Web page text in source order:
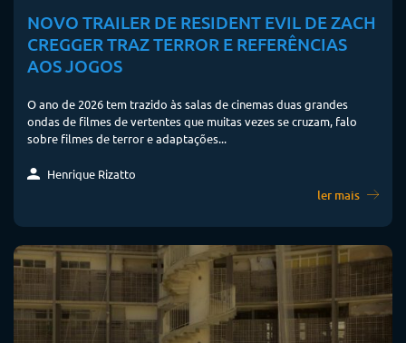
NOVO TRAILER DE RESIDENT EVIL DE ZACH
CREGGER TRAZ TERROR E REFERÊNCIAS
AOS JOGOS
O ano de 2026 tem trazido às salas de cinemas duas grandes
ondas de filmes de vertentes que muitas vezes se cruzam, falo
sobre filmes de terror e adaptações...
Henrique Rizatto
ler mais